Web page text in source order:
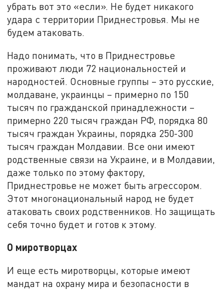
убрать вот это «если». Не будет никакого
удара с территории Приднестровья. Мы не
будем атаковать.
Надо понимать, что в Приднестровье
проживают люди 72 национальностей и
народностей. Основные группы – это русские,
молдаване, украинцы – примерно по 150
тысяч по гражданской принадлежности –
примерно 220 тысяч граждан РФ, порядка 80
тысяч граждан Украины, порядка 250-300
тысяч граждан Молдавии. Все они имеют
родственные связи на Украине, и в Молдавии,
даже только по этому фактору,
Приднестровье не может быть агрессором.
Этот многонациональный народ не будет
атаковать своих родственников. Но защищать
себя точно будет и готов к этому.
О миротворцах
И еще есть миротворцы, которые имеют
мандат на охрану мира и безопасности в